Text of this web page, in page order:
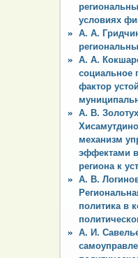
условиях
А. А.
А. А.
социальное
фактор
А. В.
механизм
эффектами
региона к
А. В.
политика в
А. И.